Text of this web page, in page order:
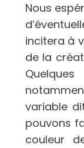
Nous
incitera à
de la
variable
pouvons
couleur